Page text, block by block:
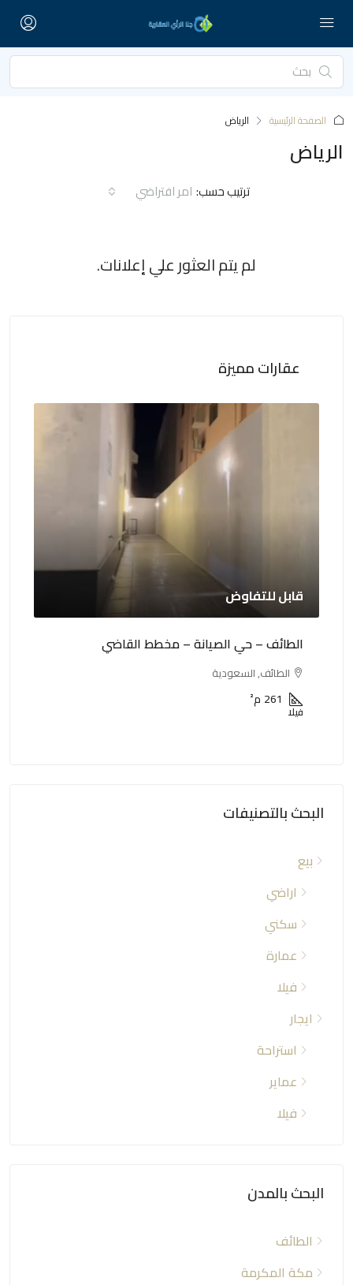
الصفحة الرئيسية الرياض
الرياض
ترتيب حسب: امر افتراضي
لم يتم العثور علي إعلانات.
عقارات مميزة
قابل للتفاوض
الطائف – حي الصيانة – مخطط القاضي
الطائف, السعودية
261 م²
فيلا
البحث بالتصنيفات
بيع
اراضي
سكني
عمارة
فيلا
ايجار
استراحة
عماير
فيلا
البحث بالمدن
الطائف
مكة المكرمة